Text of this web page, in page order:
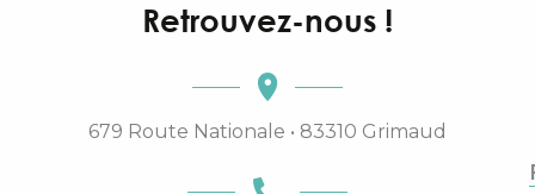
Retrouvez-nous !
679 Route Nationale • 83310 Grimaud